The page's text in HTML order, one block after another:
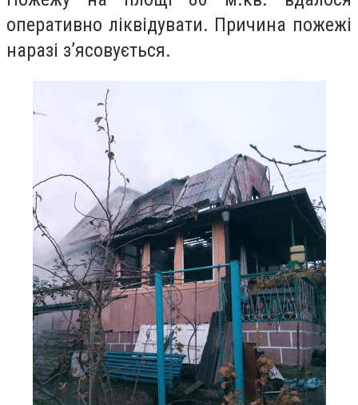
оперативно ліквідувати. Причина пожежі
наразі з’ясовується.